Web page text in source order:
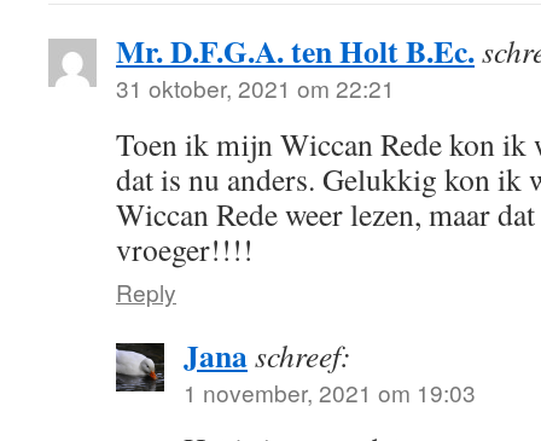
Mr. D.F.G.A. ten Holt B.Ec.
31 oktober, 2021 om 22:21
Toen ik mijn Wiccan Rede kon ik
dat is nu anders. Gelukkig kon
Wiccan Rede weer lezen, maar
vroeger!!!!
Reply
Janaschreef:
1 november, 2021 om 19:03